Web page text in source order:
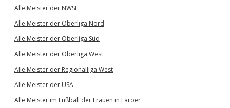
Alle Meister der NWSL
Alle Meister der Oberliga Nord
Alle Meister der Oberliga Süd
Alle Meister der Oberliga West
Alle Meister der Regionalliga West
Alle Meister der USA
Alle Meister im Fußball der Frauen in Färöer